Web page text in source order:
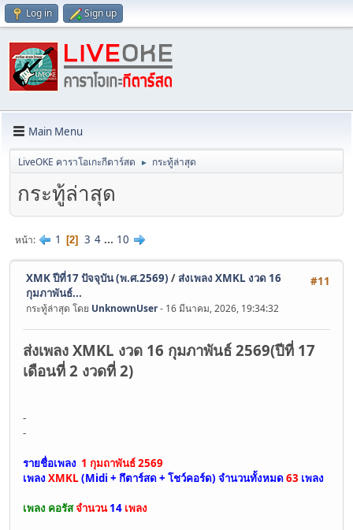
Log in Sign up
Main Menu
LiveOKE คาราโอเกะกีตาร์สด ► กระทู้ล่าสุด
กระทู้ล่าสุด
หน้า 1 2 3 4 ... 10
#11
XMK ปีที่17 ปัจจุบัน (พ.ศ.2569) / ส่งเพลง XMKL งวด 16
กุมภาพันธ์...
กระทู้ล่าสุด โดย UnknownUser- 16 มีนาคม, 2026, 19:34:32
ส่งเพลง XMKL งวด 16 กุมภาพันธ์ 2569(ปีที่ 17
เดือนที่ 2 งวดที่ 2)
-
-
รายชื่อเพลง 1 กุมถาพันธ์ 2569
เพลง XMKL (Midi + กึตาร์สด + โชว์คอร์ด) จำนวนทั้งหมด63 เพลง
เพลง คอรัสจำนวน14 เพลง